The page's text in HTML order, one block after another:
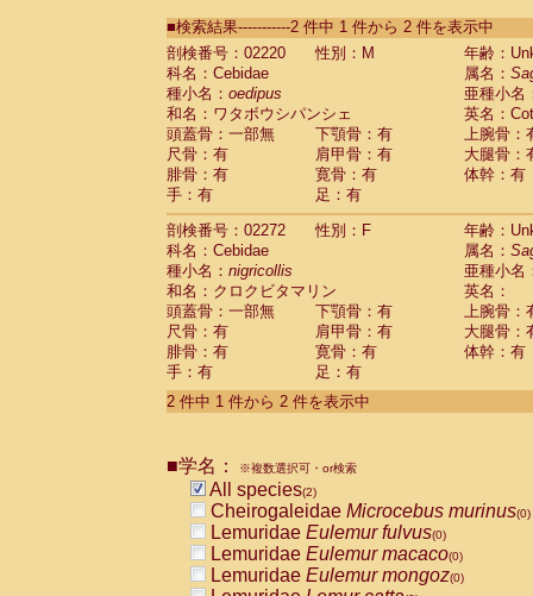
CebidaeSaguinus labiatus(0)
Cebidae Saguinus leucopus (0)
Cebidae
Cebidae
CebidaeSaguinus nigricollis (1)
Cebidae Saguinus oedipus
Cebidae Saguinus weddelli
Cebidae Saguinusspp.
Cebidae Aotus trivirgatus
Cebidae Cebus albifrons
Cebidae
CebidaeCebus capucinus
CebidaeCebus nigrivittatus
Cebidae Cebusspp.(0)
Cebidae Saimiri boliviensis
Cebidae Saimiri sciureus
Atelidae Alouatta caraya
AtelidaeAlouatta fusca
AtelidaeAlouatta seniculus
AtelidaeAteles belzebuth
AtelidaeAteles geoffroyi
AtelidaeAteles paniscus(0)
AtelidaeAtelesspp. (0)
AtelidaeLagothrix lagothricha
AtelidaeLagothrix lagothricha cana
PitheciidaeCacajao calvus
■検索結果-----------2 件中 1 件から 2 件を表示中
剖検番号：02220
性別：M
年齢：
科名：Cebidae
属名：
種小名： oedipus
亜種小名
和名：ワタボウシパンシェ
英名：
頭蓋骨：一部無
下顎骨：有
上腕骨：
尺骨：有
肩甲骨：有
大腿骨：
腓骨：有
寛骨：有
体幹：有
手：有
足：有
剖検番号：02272
性別：F
年齢：
科名：Cebidae
属名：
種小名： nigricollis
亜種小名
和名：クロクビタマリン
英名：
頭蓋骨：一部無
下顎骨：有
上腕骨：
尺骨：有
肩甲骨：有
大腿骨：
腓骨：有
寛骨：有
体幹：有
手：有
足：有
2 件中 1 件から 2 件を表示中
■学名： ※複数選択可・or検索
All species(2)
Cheirogaleidae Microcebus murinus(0)
Lemuridae Eulemur fulvus(0)
Lemuridae Eulemur macaco(0)
Lemuridae Eulemur mongoz(0)